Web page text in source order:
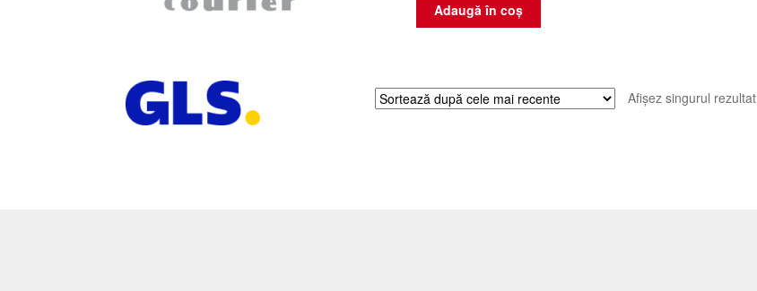
Adaugă în coș
Afișez singurul rezultat